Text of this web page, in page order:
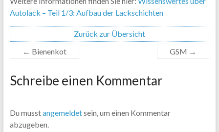
Autolack – Teil 1/3: Aufbau der Lackschichten
Zurück zur Übersicht
← Bienenkot GSM →
Schreibe einen Kommentar
Du musstangemeldetsein, um einen Kommentar
abzugeben.